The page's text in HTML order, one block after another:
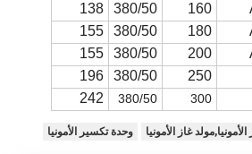
160
380/50
138
180
380/50
155
200
380/50
155
250
380/50
196
300
380/50
242
غاز الأمونيا وحدة تكسير الأمونيا